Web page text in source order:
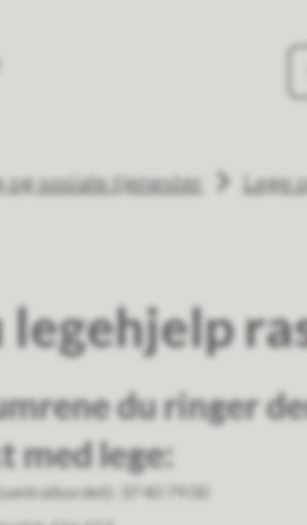
og sosiale tjenester Lege
legehjelp
du ringer
med lege:
37 40 79 00